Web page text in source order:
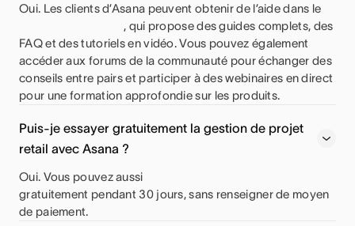
Oui. Les clients d’Asana peuvent obtenir de l’aide dans le
, qui propose des guides complets, des
FAQ et des tutoriels en vidéo. Vous pouvez également
accéder aux forums de la communauté pour échanger des
conseils entre pairs et participer à des webinaires en direct
pour une formation approfondie sur les produits.
Puis-je essayer gratuitement la gestion de projet
retail avec Asana ?
Oui. Vous pouvez aussi
gratuitement pendant 30 jours, sans renseigner de moyen
de paiement.